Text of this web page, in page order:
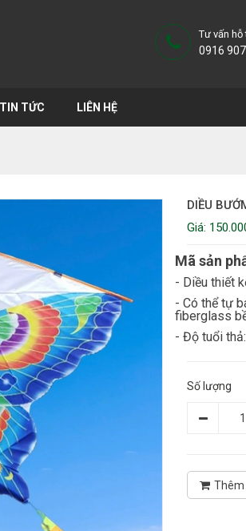
Tư vấn hỗ
0916
TIN TỨC LIÊN HỆ
DIỀU
Giá:
Mã sản
- Diều thiết
- Có thể tự
fiberglass
- Độ tuổi
Số lượng
Thêm